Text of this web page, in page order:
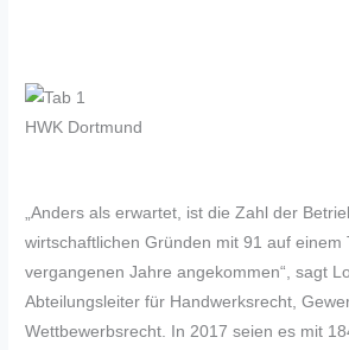
HWK Dortmund
„Anders als erwartet, ist die Zahl der
wirtschaftlichen Gründen mit 91 auf einem
vergangenen Jahre angekommen“, sagt
Abteilungsleiter für Handwerksrecht,
Wettbewerbsrecht. In 2017 seien es mit